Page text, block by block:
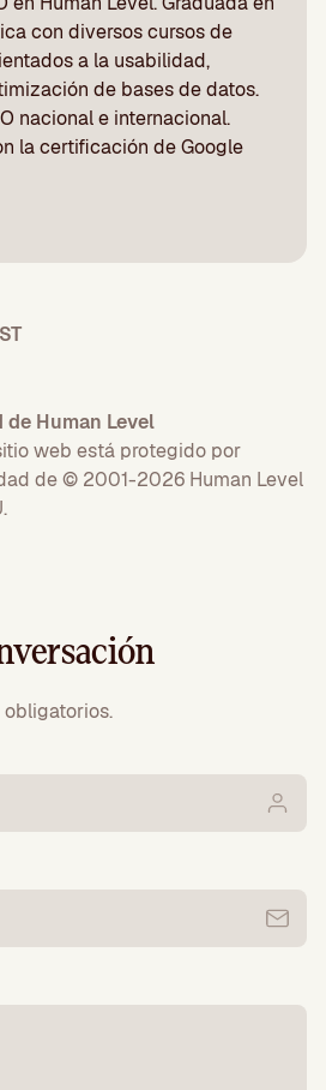
con diversos cursos de
a la usabilidad,
de bases de datos.
nacional e internacional.
la certificación de Google
Human Level
web está protegido por
de © 2001-2026 Human Level
obligatorios.